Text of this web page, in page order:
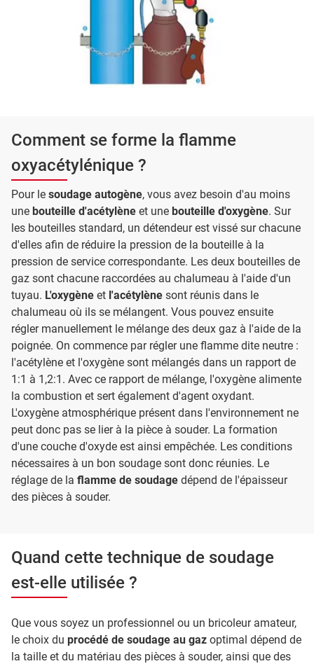
Comment se forme la flamme
oxyacétylénique ?
Pour le soudage autogène, vous avez besoin d'au moins
une bouteille d'acétylène et une bouteille d'oxygène. Sur
les bouteilles standard, un détendeur est vissé sur chacune
d'elles afin de réduire la pression de la bouteille à la
pression de service correspondante. Les deux bouteilles de
gaz sont chacune raccordées au chalumeau à l'aide d'un
tuyau. L'oxygène et l'acétylène sont réunis dans le
chalumeau où ils se mélangent. Vous pouvez ensuite
régler manuellement le mélange des deux gaz à l'aide de la
poignée. On commence par régler une flamme dite neutre :
l'acétylène et l'oxygène sont mélangés dans un rapport de
1:1 à 1,2:1. Avec ce rapport de mélange, l'oxygène alimente
la combustion et sert également d'agent oxydant.
L'oxygène atmosphérique présent dans l'environnement ne
peut donc pas se lier à la pièce à souder. La formation
d'une couche d'oxyde est ainsi empêchée. Les conditions
nécessaires à un bon soudage sont donc réunies. Le
réglage de la flamme de soudage dépend de l'épaisseur
des pièces à souder.
Quand cette technique de soudage
est-elle utilisée ?
Que vous soyez un professionnel ou un bricoleur amateur,
le choix du procédé de soudage au gaz optimal dépend de
la taille et du matériau des pièces à souder, ainsi que des